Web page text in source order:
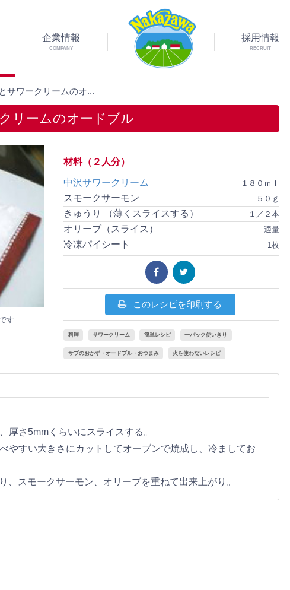
企業情報
COMPANY
採用情報
RECRUIT
サワークリームのオ...
リームのオードブル
す
材料（２人分）
１８０ｍｌ
中沢サワークリーム
５０ｇ
スモークサーモン
１／２本
きゅうり （薄くスライスする）
適量
オリーブ（スライス）
1枚
冷凍パイシート
このレシピを印刷する
料理 サワークリーム 簡単レシピ 一パック使いきり
サブのおかず・オードブル・おつまみ 火を使わないレシピ
厚さ5mmくらいにスライスする。
やすい大きさにカットしてオーブンで焼成し、冷ましてお
、スモークサーモン、オリーブを重ねて出来上がり。